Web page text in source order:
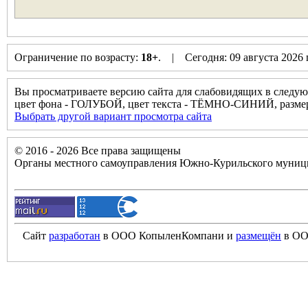
Ограничение по возрасту: 18+. | Сегодня: 09 августа
Вы просматриваете версию сайта для слабовидящих в
цвет фона - ГОЛУБОЙ, цвет текста - ТЁМНО-СИНИЙ,
Выбрать другой вариант просмотра сайта
© 2016 - 2026 Все права защищены
Органы местного самоуправления Южно-Курильского
Сайт разработан в ООО КопыленКомпани и размещён в